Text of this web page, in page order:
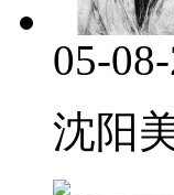
05-
沈阳